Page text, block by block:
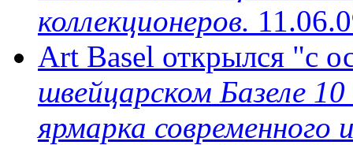
коллекционеров.
Art Basel открылся "с
швейцарском Базеле
ярмарка современного